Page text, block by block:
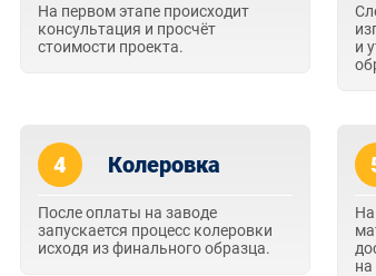
На первом этапе происходит
консультация и просчёт
стоимости проекта.
и
4 Колеровка
После оплаты на заводе
запускается процесс колеровки
исходя из финального образца.
на